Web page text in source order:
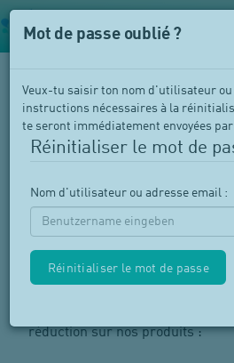
Mot de passe oublié ?
Veux-tu saisir ton nom d'utilisateur ou
instructions nécessaires à la
te seront immédiatement envoyées
Réinitialiser le mot de
Nom d'utilisateur ou adresse email :
Avantages
réduction sur nos produits :